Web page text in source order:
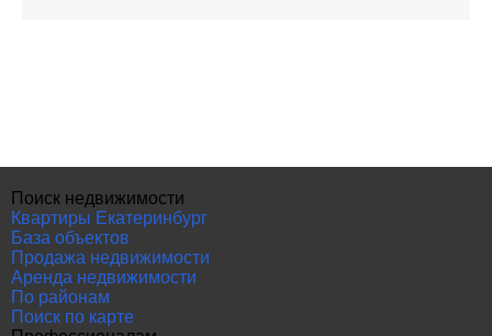
Поиск недвижимости
Квартиры Екатеринбург
База объектов
Продажа недвижимости
Аренда недвижимости
По районам
Поиск по карте